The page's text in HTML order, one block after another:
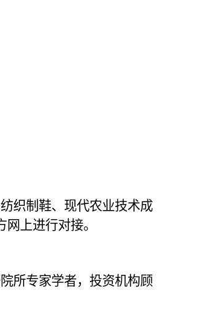
织制鞋、现代农业技术成
上进行对接。
所专家学者， 投资机构顾